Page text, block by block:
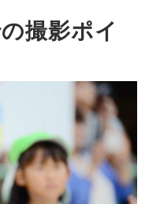
撮影ポイ